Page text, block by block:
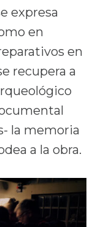
expresa
en
en
recupera a
la memoria
a la obra.